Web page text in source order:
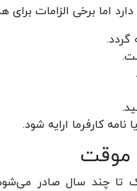
اما برخی الزامات
کارفرما ارایه شود.
موقت
تا چند سال صادر می‌شود